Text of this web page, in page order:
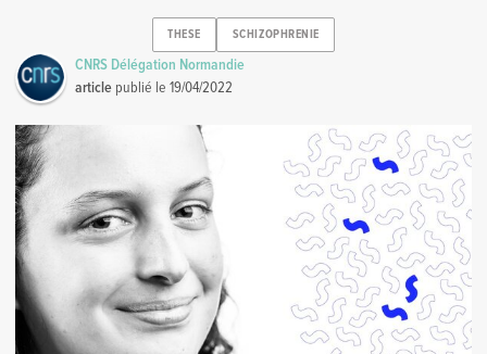
THESE SCHIZOPHRENIE
CNRS Délégation Normandie
article publié le19/04/2022